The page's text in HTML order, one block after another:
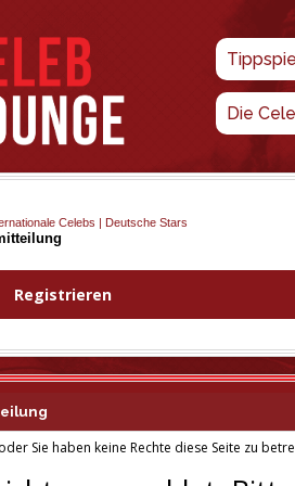
Die
Celebs | Deutsche Stars
Registrieren
Sie haben keine Rechte diese Seite zu